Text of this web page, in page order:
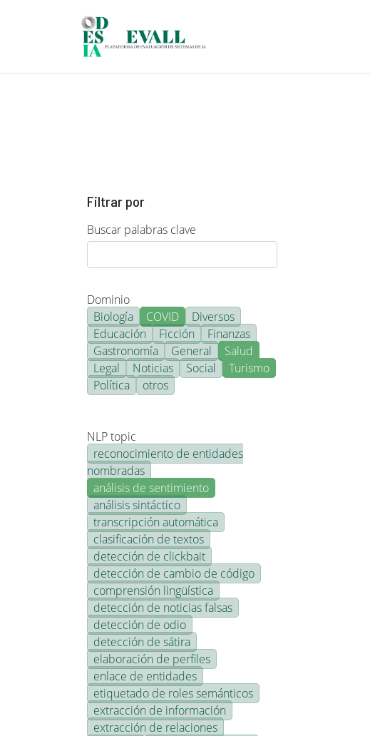
Filtrar por
Buscar palabras clave
Dominio
Biología
COVID
Diversos
Educación
Ficción
Finanzas
Gastronomía
General
Salud
Legal
Noticias Social
Turismo
Política
otros
NLP topic
reconocimiento de entidades
nombradas
análisis de sentimiento
análisis sintáctico
transcripción automática
clasificación de textos
detección de clickbait
detección de cambio de código
comprensión lingüística
detección de noticias falsas
detección de odio
detección de sátira
elaboración de perfiles
enlace de entidades
etiquetado de roles semánticos
extracción de información
extracción de relaciones